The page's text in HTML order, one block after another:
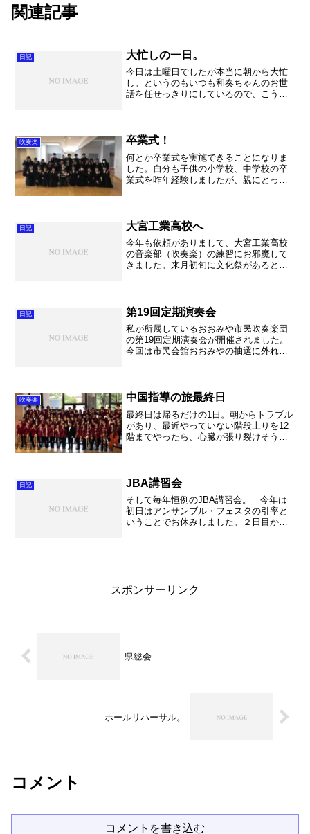
関連記事
日記 大忙しの一日。
今日は土曜日でしたが本当に朝から大忙
し。というのもいつも和奏ちゃんのお世
話を任せっきりにしているので、こうい
TOYOTAのお店。ヘッドラ...
吹奏楽 卒業式！
何とか卒業式を実施できることになりま
した。自分も子供の小学校、中学校の卒
業式を昨年経験しましたが、親にとって
した。 実は放送部が機材を...
日記 大宮工業高校へ
今年も依頼がありまして、大宮工業高校
の音楽部（吹奏楽）の練習にお邪魔して
きました。来月初旬に文化祭があるとい
楽しく演奏していまし...
日記 第19回定期演奏会
私が所属しているおおみや市民吹奏楽団
の第19回定期演奏会が開催されました。
今回は市民会館おおみやの抽選に外れ、
響きも良く演奏していて...
吹奏楽 中国指導の旅最終日
最終日は帰るだけの1日。朝からトラブル
があり、最近やっていない階段上りを12
階までやったら、心臓が張り裂けそうに
豊富！思わずたくさん...
日記 JBA講習会
そして毎年恒例のJBA講習会。 今年は
初日はアンサンブル・フェスタの引率と
いうことでお休みしました。２日目から
スポンサーリンク
県総会
ホールリハーサル。
コメント
コメントを書き込む